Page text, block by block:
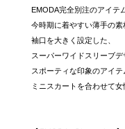
EMODA完全別注のアイテム
今時期に着やすい薄手の素
袖口を大きく設定した、
スーパーワイドスリーブデ
スポーティな印象のアイテ
ミニスカートを合わせて